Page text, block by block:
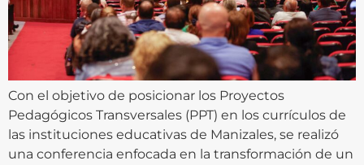
Con el objetivo de posicionar los Proyectos
Pedagógicos Transversales (PPT) en los currículos de
las instituciones educativas de Manizales, se realizó
una conferencia enfocada en la transformación de un